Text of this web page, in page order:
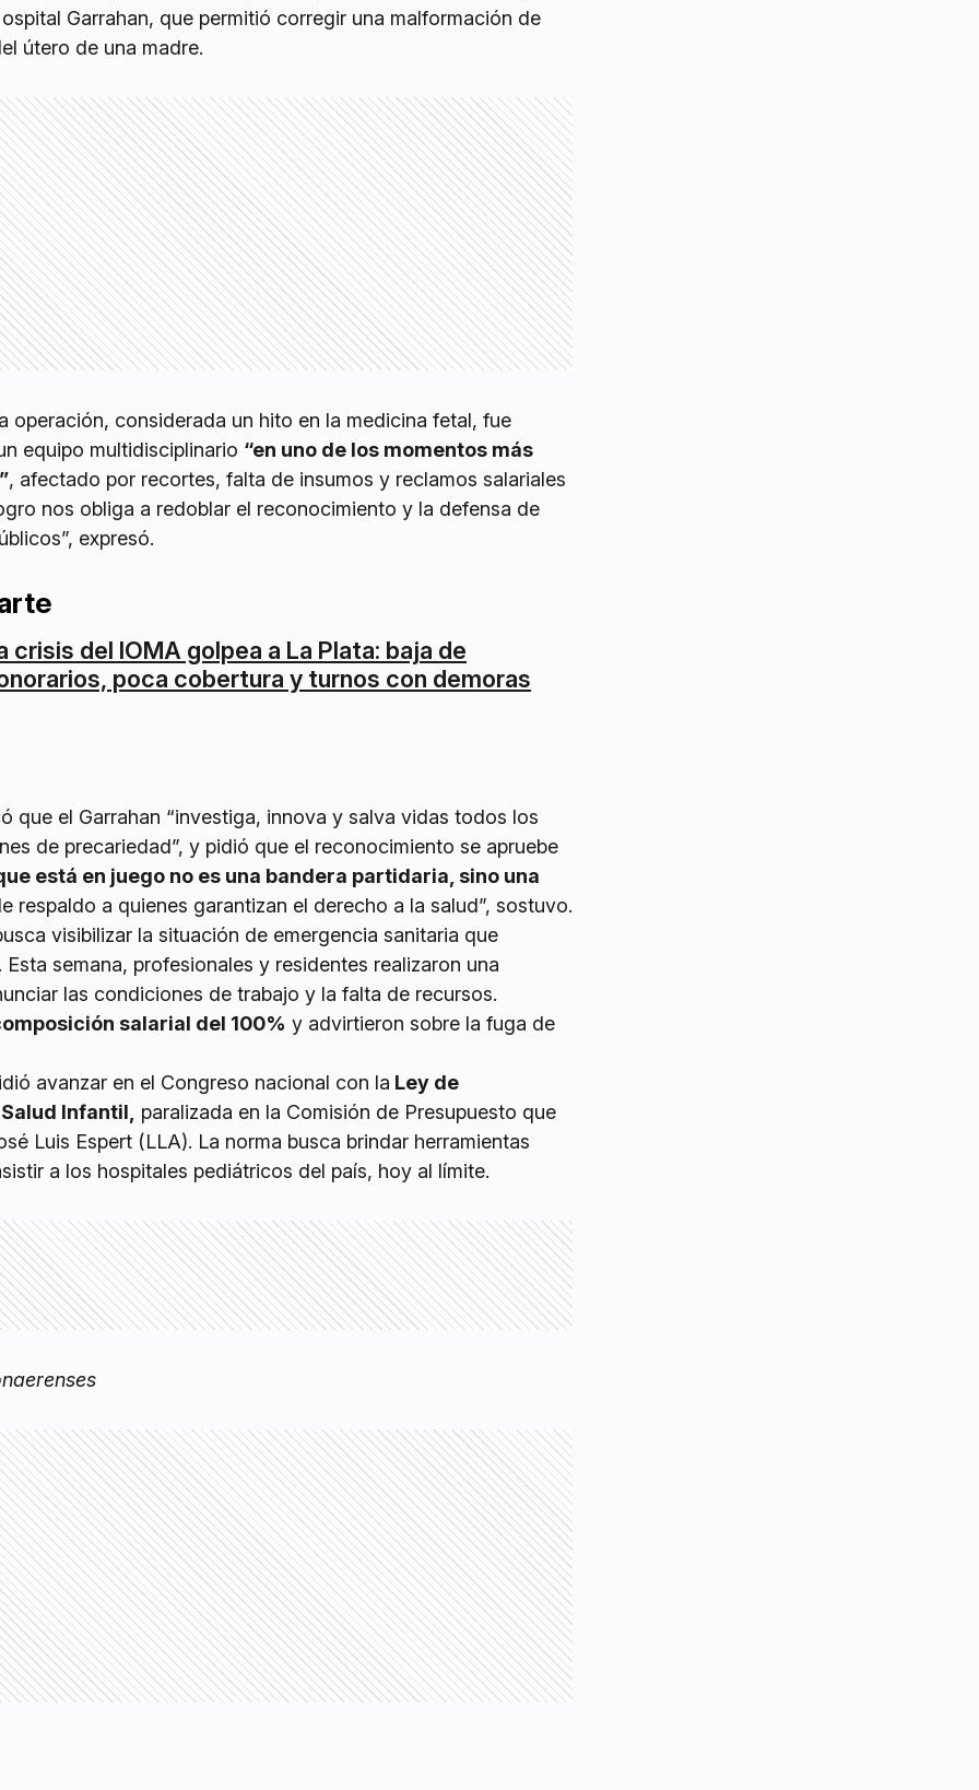
Garrahan, que permitió corregir una malformación de
útero de una madre.
operación, considerada un hito en la medicina fetal, fue
equipo multidisciplinario “en uno de los momentos más
, afectado por recortes, falta de insumos y reclamos salariales
nos obliga a redoblar el reconocimiento y la defensa de
expresó.
crisis del IOMA golpea a La Plata: baja de
poca cobertura y turnos con demoras
que el Garrahan “investiga, innova y salva vidas todos los
de precariedad”, y pidió que el reconocimiento se apruebe
está en juego no es una bandera partidaria, sino una
respaldo a quienes garantizan el derecho a la salud”, sostuvo.
visibilizar la situación de emergencia sanitaria que
Esta semana, profesionales y residentes realizaron una
las condiciones de trabajo y la falta de recursos.
salarial del 100% y advirtieron sobre la fuga de
avanzar en el Congreso nacional con la Ley de
Infantil, paralizada en la Comisión de Presupuesto que
Luis Espert (LLA). La norma busca brindar herramientas
a los hospitales pediátricos del país, hoy al límite.